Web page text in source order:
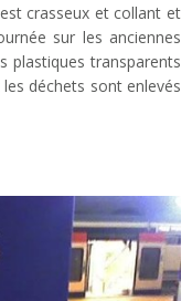
crasseux et collant et
sur les anciennes
plastiques transparents
déchets sont enlevés